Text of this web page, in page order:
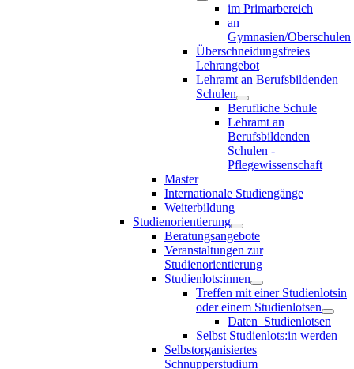
im Primarbereich
an
Gymnasien/Oberschulen
Überschneidungsfreies
Lehrangebot
Lehramt an Berufsbildenden
Schulen
Berufliche Schule
Lehramt an
Berufsbildenden
Schulen -
Pflegewissenschaft
Master
Internationale Studiengänge
Weiterbildung
Studienorientierung
Beratungsangebote
Veranstaltungen zur
Studienorientierung
Studienlots:innen
Treffen mit einer Studienlotsin
oder einem Studienlotsen
Daten_Studienlotsen
Selbst Studienlots:in werden
Selbstorganisiertes
Schnupperstudium